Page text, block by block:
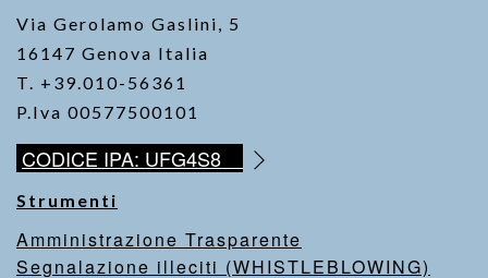
Via Gerolamo Gaslini, 5
16147 Genova Italia
T. +39.010-56361
P.Iva 00577500101
CODICE IPA: UFG4S8
Strumenti
Amministrazione Trasparente
Segnalazione illeciti (WHISTLEBLOWING)